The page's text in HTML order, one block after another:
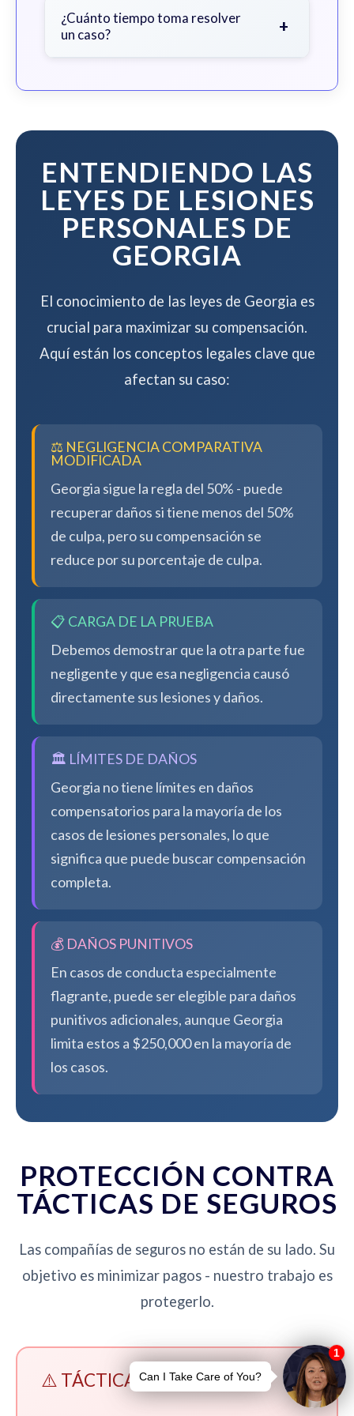
contingencia - no paga nada a menos
que ganemos su caso.
¿Cuánto tiempo toma resolver
un caso?
+
del caso, pero trabajamos para
mientras maximizamos su
ENTENDIENDO LAS
LEYES DE LESIONES
PERSONALES DE
GEORGIA
El conocimiento de las leyes de Georgia es
crucial para maximizar su compensación.
Aquí están los conceptos legales clave que
afectan su caso:
⚖️ NEGLIGENCIA COMPARATIVA
MODIFICADA
Georgia sigue la regla del 50% - puede
recuperar daños si tiene menos del 50%
de culpa, pero su compensación se
reduce por su porcentaje de culpa.
📋 CARGA DE LA PRUEBA
Debemos demostrar que la otra parte fue
negligente y que esa negligencia causó
directamente sus lesiones y daños.
🏛️ LÍMITES DE DAÑOS
Georgia no tiene límites en daños
compensatorios para la mayoría de los
casos de lesiones personales, lo que
significa que puede buscar compensación
completa.
💰 DAÑOS PUNITIVOS
En casos de conducta especialmente
flagrante, puede ser elegible para daños
punitivos adicionales, aunque Georgia
limita estos a $250,000 en la mayoría de
los casos.
PROTECCIÓN CONTRA
TÁCTICAS DE SEGUROS
Las compañías de seguros no están de su lado. Su
objetivo es minimizar pagos - nuestro trabajo es
protegerlo.
⚠️ TÁCTICAS A EVITAR